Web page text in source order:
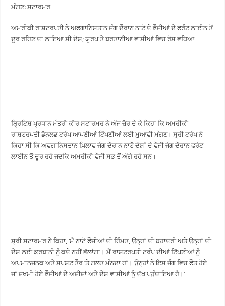
ਮੰਗਣ: ਸਟਾਰਮਰ
ਅਮਰੀਕੀ ਰਾਸ਼ਟਰਪਤੀ ਨੇ ਅਫਗਾਨਿਸਤਾਨ ਜੰਗ ਦੌਰਾਨ ਨਾਟੋ ਦੇ ਫੌਜੀਆਂ ਦੇ ਫਰੰਟ ਲਾਈਨ ਤੋਂ
ਦੂਰ ਰਹਿਣ ਦਾ ਲਾਇਆ ਸੀ ਦੋਸ਼; ਯੂਰਪ ਤੇ ਬਰਤਾਨੀਆ ਵਾਸੀਆਂ ਵਿਚ ਰੋਸ ਵਧਿਆ
ਬ੍ਰਿਟਿਸ਼ ਪ੍ਰਧਾਨ ਮੰਤਰੀ ਕੀਰ ਸਟਾਰਮਰ ਨੇ ਅੱਜ ਜ਼ੋਰ ਦੇ ਕੇ ਕਿਹਾ ਕਿ ਅਮਰੀਕੀ
ਰਾਸ਼ਟਰਪਤੀ ਡੋਨਲਡ ਟਰੰਪ ਆਪਣੀਆਂ ਟਿੱਪਣੀਆਂ ਲਈ ਮੁਆਫੀ ਮੰਗਣ। ਸ੍ਰੀ ਟਰੰਪ ਨੇ
ਕਿਹਾ ਸੀ ਕਿ ਅਫਗਾਨਿਸਤਾਨ ਖ਼ਿਲਾਫ ਜੰਗ ਦੌਰਾਨ ਨਾਟੋ ਦੇਸ਼ਾਂ ਦੇ ਫੌਜੀ ਜੰਗ ਦੌਰਾਨ ਫਰੰਟ
ਲਾਈਨ ਤੋਂ ਦੂਰ ਰਹੇ ਜਦਕਿ ਅਮਰੀਕੀ ਫੌਜੀ ਸਭ ਤੋਂ ਅੱਗੇ ਰਹੇ ਸਨ।
ਸ੍ਰੀ ਸਟਾਰਮਰ ਨੇ ਕਿਹਾ, ‘ਮੈਂ ਨਾਟੋ ਫੌਜੀਆਂ ਦੀ ਹਿੰਮਤ, ਉਨ੍ਹਾਂ ਦੀ ਬਹਾਦਰੀ ਅਤੇ ਉਨ੍ਹਾਂ ਦੀ
ਦੇਸ਼ ਲਈ ਕੁਰਬਾਨੀ ਨੂੰ ਕਦੇ ਨਹੀਂ ਭੁੱਲਾਂਗਾ। ਮੈਂ ਰਾਸ਼ਟਰਪਤੀ ਟਰੰਪ ਦੀਆਂ ਟਿੱਪਣੀਆਂ ਨੂੰ
ਅਪਮਾਨਜਨਕ ਅਤੇ ਸਪਸ਼ਟ ਤੌਰ ’ਤੇ ਗਲਤ ਮੰਨਦਾ ਹਾਂ। ਉਨ੍ਹਾਂ ਨੇ ਇਸ ਜੰਗ ਵਿਚ ਫੌਤ ਹੋਏ
ਜਾਂ ਜ਼ਖਮੀ ਹੋਏ ਫੌਜੀਆਂ ਦੇ ਅਜ਼ੀਜ਼ਾਂ ਅਤੇ ਦੇਸ਼ ਵਾਸੀਆਂ ਨੂੰ ਦੁੱਖ ਪਹੁੰਚਾਇਆ ਹੈ।’